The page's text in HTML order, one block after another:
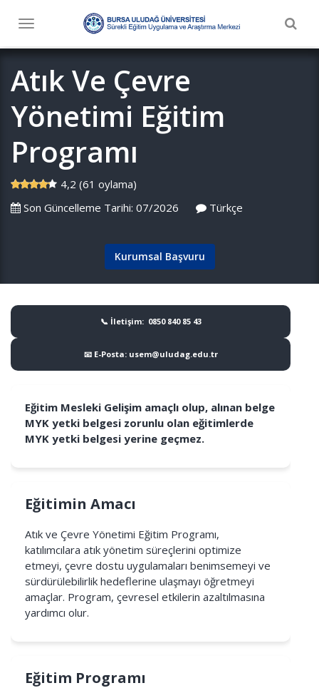
Toggle
Atık Ve Çevre
Yönetimi Eğitim
Programı
4,2 (61 oylama)
Son Güncelleme Tarihi: 07/2026
Türkçe
Kurumsal Başvuru
📞 İletişim: 0850 840 85 43
📧 E-Posta: usem@uludag.edu.tr
Eğitim Mesleki Gelişim amaçlı olup, alınan belge
MYK yetki belgesi zorunlu olan eğitimlerde
MYK yetki belgesi yerine geçmez.
Eğitimin Amacı
Atık ve Çevre Yönetimi Eğitim Programı,
katılımcılara atık yönetim süreçlerini optimize
etmeyi, çevre dostu uygulamaları benimsemeyi ve
sürdürülebilirlik hedeflerine ulaşmayı öğretmeyi
amaçlar. Program, çevresel etkilerin azaltılmasına
yardımcı olur.
Eğitim Programı